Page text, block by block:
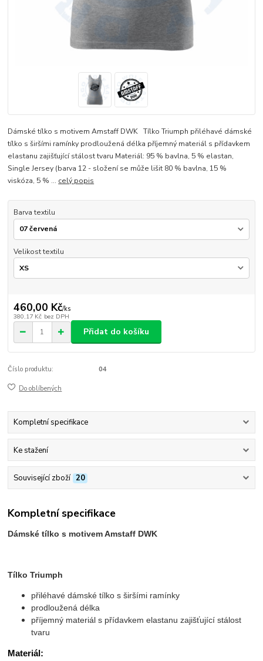
Dámské tílko s motivem Amstaff DWK Tílko Triumph přiléhavé dámské
tílko s širšími ramínky prodloužená délka příjemný materiál s přídavkem
elastanu zajišťující stálost tvaru Materiál: 95 % bavlna, 5 % elastan,
Single Jersey (barva 12 - složení se může lišit 80 % bavlna, 15 %
viskóza, 5 % ... celý popis
Barva textilu
Velikost textilu
460,00 Kč/ks
380,17 Kč bez DPH
Přidat do košíku
Číslo produktu: 04
Do oblíbených
Kompletní specifikace
Ke stažení
Související zboží 20
Kompletní specifikace
Dámské tílko s motivem Amstaff DWK
Tílko Triumph
přiléhavé dámské tílko s širšími ramínky
prodloužená délka
příjemný materiál s přídavkem elastanu zajišťující stálost
tvaru
Materiál: